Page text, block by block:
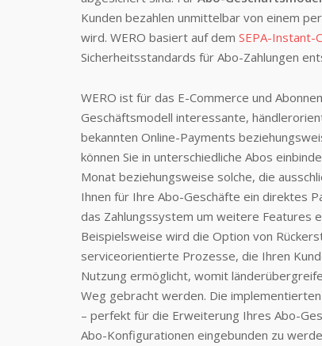
Kunden bezahlen unmittelbar von einem
wird. WERO basiert auf dem SEPA-Instant-
Sicherheitsstandards für Abo-Zahlungen
WERO ist für das E-Commerce und
Geschäftsmodell interessante,
bekannten Online-Payments
können Sie in unterschiedliche Abos
Monat beziehungsweise solche, die
Ihnen für Ihre Abo-Geschäfte ein direktes
das Zahlungssystem um weitere Features
Beispielsweise wird die Option von
serviceorientierte Prozesse, die Ihren
Nutzung ermöglicht, womit
Weg gebracht werden. Die
– perfekt für die Erweiterung Ihres Abo-
Abo-Konfigurationen eingebunden zu